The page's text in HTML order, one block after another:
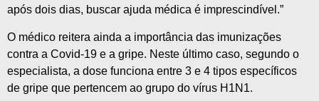
após dois dias, buscar ajuda médica é imprescindível.”
O médico reitera ainda a importância das imunizações
contra a Covid-19 e a gripe. Neste último caso, segundo o
especialista, a dose funciona entre 3 e 4 tipos específicos
de gripe que pertencem ao grupo do vírus H1N1.